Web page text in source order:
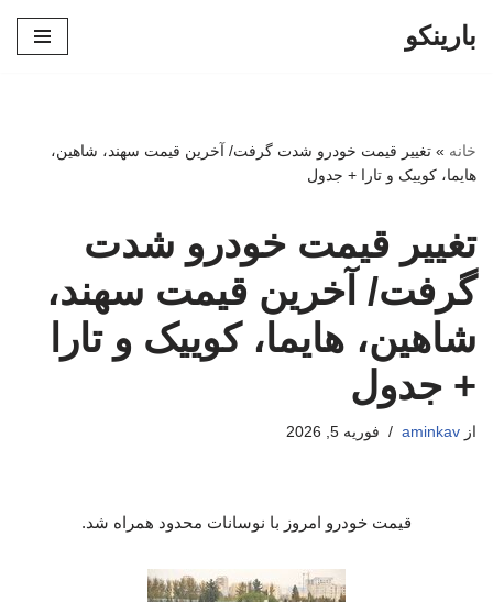
بارینکو
خانه » تغییر قیمت خودرو شدت گرفت/ آخرین قیمت سهند، شاهین،
هایما، کوییک و تارا + جدول
تغییر قیمت خودرو شدت
گرفت/ آخرین قیمت سهند،
شاهین، هایما، کوییک و تارا
+ جدول
از aminkav فوریه 5, 2026
قیمت خودرو امروز با نوسانات محدود همراه شد.